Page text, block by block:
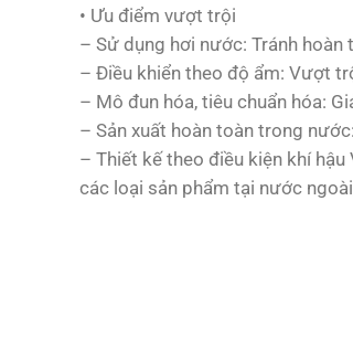
• Ưu điểm vượt trội
– Sử dụng hơi nước: Tránh hoàn
– Điều khiển theo độ ẩm: Vượt
– Mô đun hóa, tiêu chuẩn hóa:
– Sản xuất hoàn toàn trong
– Thiết kế theo điều kiện khí
các loại sản phẩm tại nước